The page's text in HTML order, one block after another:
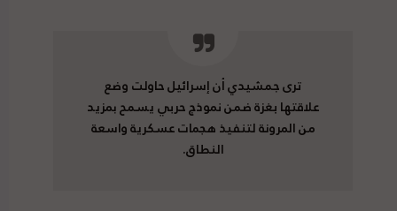
ترى جمشيدي أن إسرائيل حاولت وضع
علاقتها بغزة ضمن نموذج حربي يسمح بمزيد
من المرونة لتنفيذ هجمات عسكرية واسعة
النطاق.